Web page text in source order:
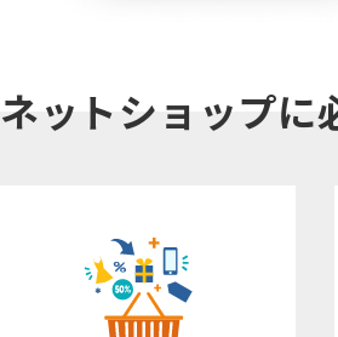
ネットショップに